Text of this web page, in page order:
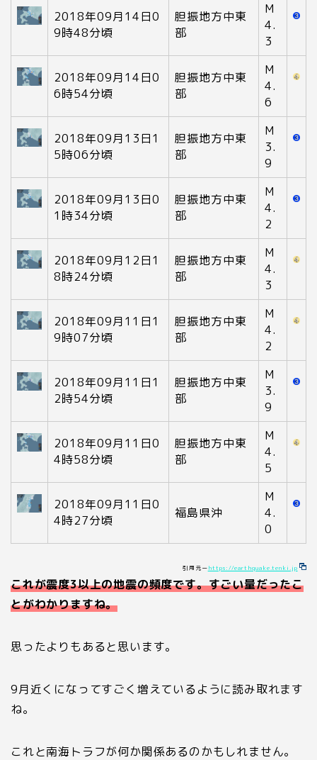
2018年09月14日0
9時48分頃
胆振地方中東
部
M
4.
3
2018年09月14日0
6時54分頃
胆振地方中東
部
M
4.
6
2018年09月13日1
5時06分頃
胆振地方中東
部
M
3.
9
2018年09月13日0
1時34分頃
胆振地方中東
部
M
4.
2
2018年09月12日1
8時24分頃
胆振地方中東
部
M
4.
3
2018年09月11日1
9時07分頃
胆振地方中東
部
M
4.
2
2018年09月11日1
2時54分頃
胆振地方中東
部
M
3.
9
2018年09月11日0
4時58分頃
胆振地方中東
部
M
4.
5
2018年09月11日0
4時27分頃
福島県沖
M
4.
0
引用元ーhttps://earthquake.tenki.jp
これが震度3以上の地震の頻度です。すごい量だったこ
とがわかりますね。
思ったよりもあると思います。
9月近くになってすごく増えているように読み取れます
ね。
これと南海トラフが何か関係あるのかもしれません。